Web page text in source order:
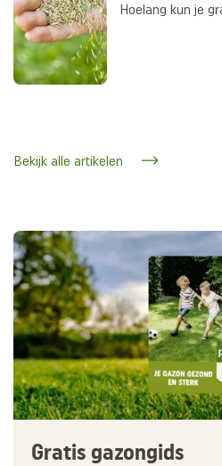
Hoelang kun je
Bekijk alle artikelen
Gratis gazongids